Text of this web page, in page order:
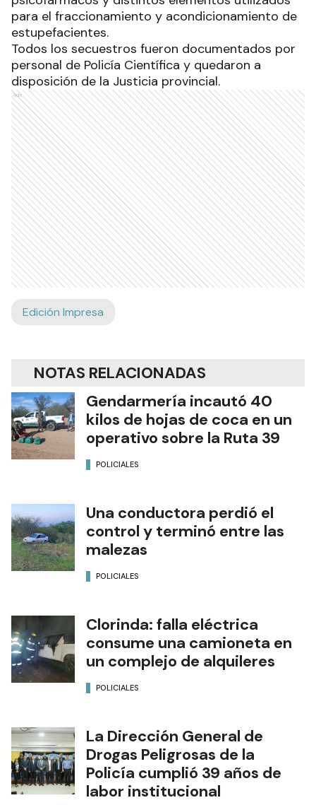
para el fraccionamiento y acondicionamiento de
estupefacientes.
Todos los secuestros fueron documentados por
personal de Policía Científica y quedaron a
disposición de la Justicia provincial.
Ads
Edición Impresa
NOTAS RELACIONADAS
Gendarmería incautó 40
kilos de hojas de coca en un
operativo sobre la Ruta 39
POLICIALES
Una conductora perdió el
control y terminó entre las
malezas
POLICIALES
Clorinda: falla eléctrica
consume una camioneta en
un complejo de alquileres
POLICIALES
La Dirección General de
Drogas Peligrosas de la
Policía cumplió 39 años de
labor institucional